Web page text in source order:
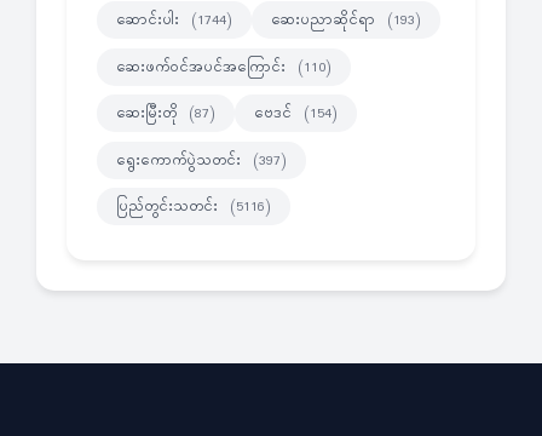
ဆောင်းပါး (1744) ဆေးပညာဆိုင်ရာ (193)
ဆေးဖက်ဝင်အပင်အကြောင်း (110)
ဆေးမြီးတို (87) ဗေဒင် (154)
ရွေးကောက်ပွဲသတင်း (397)
ပြည်တွင်းသတင်း (5116)